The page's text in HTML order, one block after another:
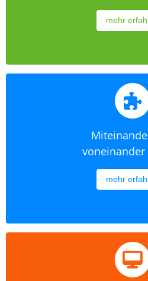
mehr
voneinander
mehr